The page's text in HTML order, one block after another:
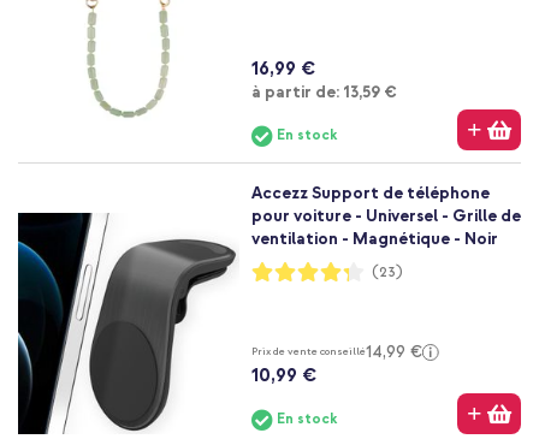
16,99 €
à partir de: À partir de
13,59 €
En stock
Accezz Support de téléphone
pour voiture - Universel - Grille de
ventilation - Magnétique - Noir
Notation:
85%
(23)
Prix de vente conseillé14,99 €
10,99 €
En stock